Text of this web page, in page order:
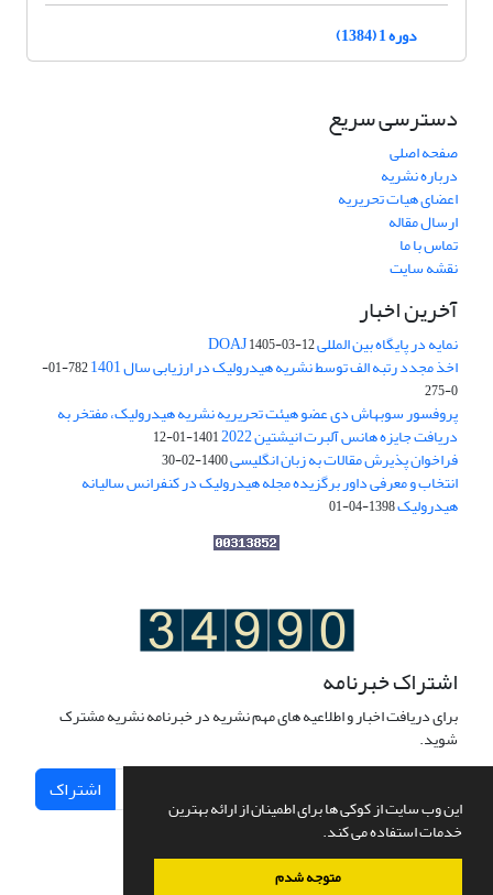
این وب سایت از کوکی ها برای اطمینان از ارائه بهترین
خدمات استفاده می کند.
متوجه شدم
دوره 1 (1384)
دسترسی سریع
صفحه اصلی
درباره نشریه
اعضای هیات تحریریه
ارسال مقاله
تماس با ما
نقشه سایت
آخرین اخبار
نمایه در پایگاه بین المللی DOAJ1405-03-12
اخذ مجدد رتبه الف توسط نشریه هیدرولیک در ارزیابی سال 1401
782-01-
0-275
پروفسور سوبهاش دی عضو هیئت تحریریه نشریه هیدرولیک، مفتخر به
دریافت جایزه هانس آلبرت انیشتین 2022 1401-01-12
فراخوان پذیرش مقالات به زبان انگلیسی1400-02-30
انتخاب و معرفی داور برگزیده مجله هیدرولیک در کنفرانس سالیانه
هیدرولیک1398-04-01
اشتراک خبرنامه
برای دریافت اخبار و اطلاعیه های مهم نشریه در خبرنامه نشریه مشترک
شوید.
اشتراک